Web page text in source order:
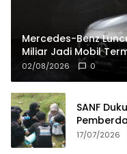
Mercedes-Benz
Miliar Jadi Mobil
02/08/2026 0
SANF
17/07/2026